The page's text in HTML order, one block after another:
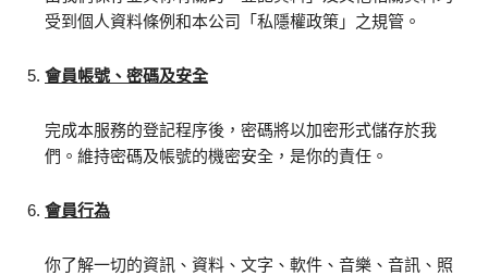
受到個人資料條例和本公司「私隱權政策」之規管。
會員帳號、密碼及安全
完成本服務的登記程序後，密碼將以加密形式儲存於我
們。維持密碼及帳號的機密安全，是你的責任。
會員行為
你了解一切的資訊、資料、文字、軟件、音樂、音訊、照